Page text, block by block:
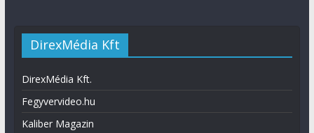
DirexMédia Kft
DirexMédia Kft.
Fegyvervideo.hu
Kaliber Magazin